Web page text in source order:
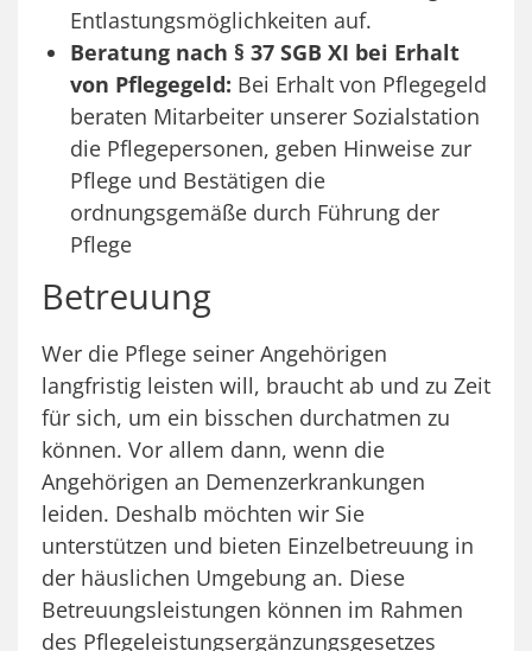
Entlastungsmöglichkeiten auf.
Beratung nach § 37 SGB XI bei Erhalt
von Pflegegeld: Bei Erhalt von Pflegegeld
beraten Mitarbeiter unserer Sozialstation
die Pflegepersonen, geben Hinweise zur
Pflege und Bestätigen die
ordnungsgemäße durch Führung der
Pflege
Betreuung
Wer die Pflege seiner Angehörigen
langfristig leisten will, braucht ab und zu Zeit
für sich, um ein bisschen durchatmen zu
können. Vor allem dann, wenn die
Angehörigen an Demenzerkrankungen
leiden. Deshalb möchten wir Sie
unterstützen und bieten Einzelbetreuung in
der häuslichen Umgebung an. Diese
Betreuungsleistungen können im Rahmen
des Pflegeleistungsergänzungsgesetzes